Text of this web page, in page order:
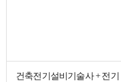
건축전기설비기술사 + 전기